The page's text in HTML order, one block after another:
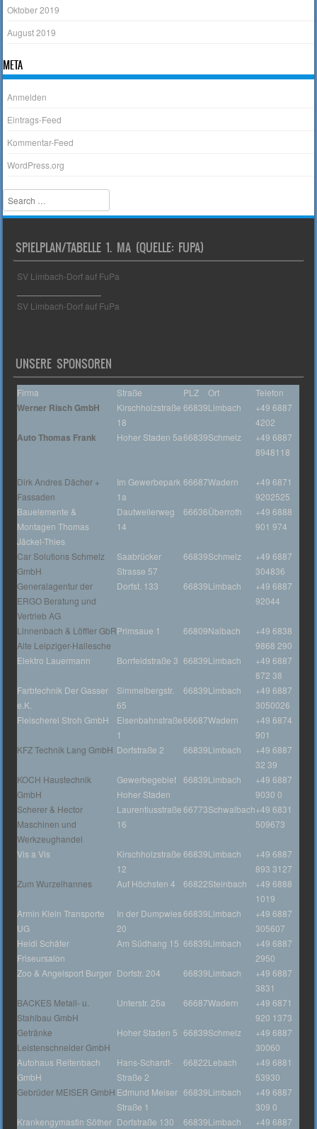
Oktober 2019
August 2019
META
Anmelden
Eintrags-Feed
Kommentar-Feed
WordPress.org
Search
SPIELPLAN/TABELLE 1. MA (QUELLE: FUPA)
SV Limbach-Dorf auf FuPa
SV Limbach-Dorf auf FuPa
UNSERE SPONSOREN
Firma Straße PLZ Ort Telefon
Werner Risch GmbH
Kirschholzstraße
18
66839Limbach
+49 6887
4202
Auto Thomas Frank Hoher Staden 5a66839Schmelz
+49 6887
8948118
Dirk Andres Dächer +
Fassaden
Im Gewerbepark
1a
66687Wadern
+49 6871
9202525
Bauelemente &
Montagen Thomas
Jäckel-Thies
Dautweilerweg
14
66636Überroth
+49 6888
901 974
Car Solutions Schmelz
GmbH
Saabrücker
Strasse 57
66839Schmelz
+49 6887
304836
Generalagentur der
ERGO Beratung und
Vertrieb AG
Dorfst. 133 66839Limbach
+49 6887
92044
Linnenbach & Löffler GbR
Alte Leipziger-Hallesche
Primsaue 1 66809Nalbach
+49 6838
9868 290
Elektro Lauermann
Borrfeldstraße 3 66839Limbach
+49 6887
872 38
Farbtechnik Der Gasser
e.K.
Simmelbergstr.
65
66839Limbach
+49 6887
3050026
Fleischerei Stroh GmbH
Eisenbahnstraße
1
66687Wadern
+49 6874
901
KFZ Technik Lang GmbH Dorfstraße 2 66839Limbach
+49 6887
32 39
KOCH Haustechnik
GmbH
Gewerbegebiet
Hoher Staden
66839Limbach
+49 6887
9030 0
Scherer & Hector
Maschinen und
Werkzeughandel
Laurentiusstraße
16
66773Schwalbach+49 6831
509673
Vis a Vis
Kirschholzstraße
12
66839Limbach
+49 6887
893 3127
Zum Wurzelhannes
Auf Höchsten 4 66822Steinbach
+49 6888
1019
Armin Klein Transporte
UG
In der Dumpwies
20
66839Limbach
+49 6887
305607
Heidi Schäfer
Friseursalon
Am Südhang 15 66839Limbach
+49 6887
2950
Zoo & Angelsport Burger Dorfstr. 204 66839Limbach
+49 6887
3831
BACKES Metall- u.
Stahlbau GmbH
Unterstr. 25a 66687Wadern
+49 6871
920 1373
Getränke
Leistenschneider GmbH
Hoher Staden 5 66839Schmelz
+49 6887
30060
Autohaus Reitenbach
GmbH
Hans-Schardt-
Straße 2
66822Lebach
+49 6881
53930
Gebrüder MEISER GmbH Edmund Meiser
Straße 1
66839Limbach
+49 6887
309 0
Krankengymastin Söther Dorfstraße 130 66839Limbach
+49 6887